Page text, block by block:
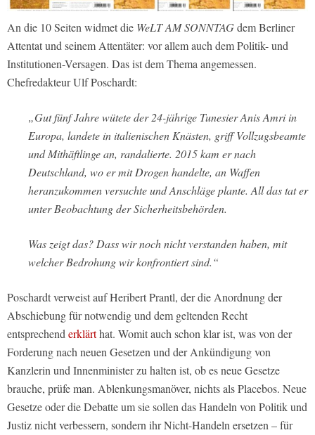
An die 10 Seiten widmet die WeLT AM SONNTAGdem Berliner
Attentat und seinem Attentäter: vor allem auch dem Politik- und
Institutionen-Versagen. Das ist dem Thema angemessen.
Chefredakteur Ulf Poschardt:
„Gut fünf Jahre wütete der 24-jährige Tunesier Anis Amri in
Europa, landete in italienischen Knästen, griff Vollzugsbeamte
und Mithäftlinge an, randalierte. 2015 kam er nach
Deutschland, wo er mit Drogen handelte, an Waffen
heranzukommen versuchte und Anschläge plante. All das tat er
unter Beobachtung der Sicherheitsbehörden.
Was zeigt das? Dass wir noch nicht verstanden haben, mit
welcher Bedrohung wir konfrontiert sind.“
Poschardt verweist auf Heribert Prantl, der die Anordnung der
Abschiebung für notwendig und dem geltenden Recht
entsprechend erklärthat. Womit auch schon klar ist, was von der
Forderung nach neuen Gesetzen und der Ankündigung von
Kanzlerin und Innenminister zu halten ist, ob es neue Gesetze
brauche, prüfe man. Ablenkungsmanöver, nichts als Placebos. Neue
Gesetze oder die Debatte um sie sollen das Handeln von Politik und
Justiz nicht verbessern, sondern ihr Nicht-Handeln ersetzen – für